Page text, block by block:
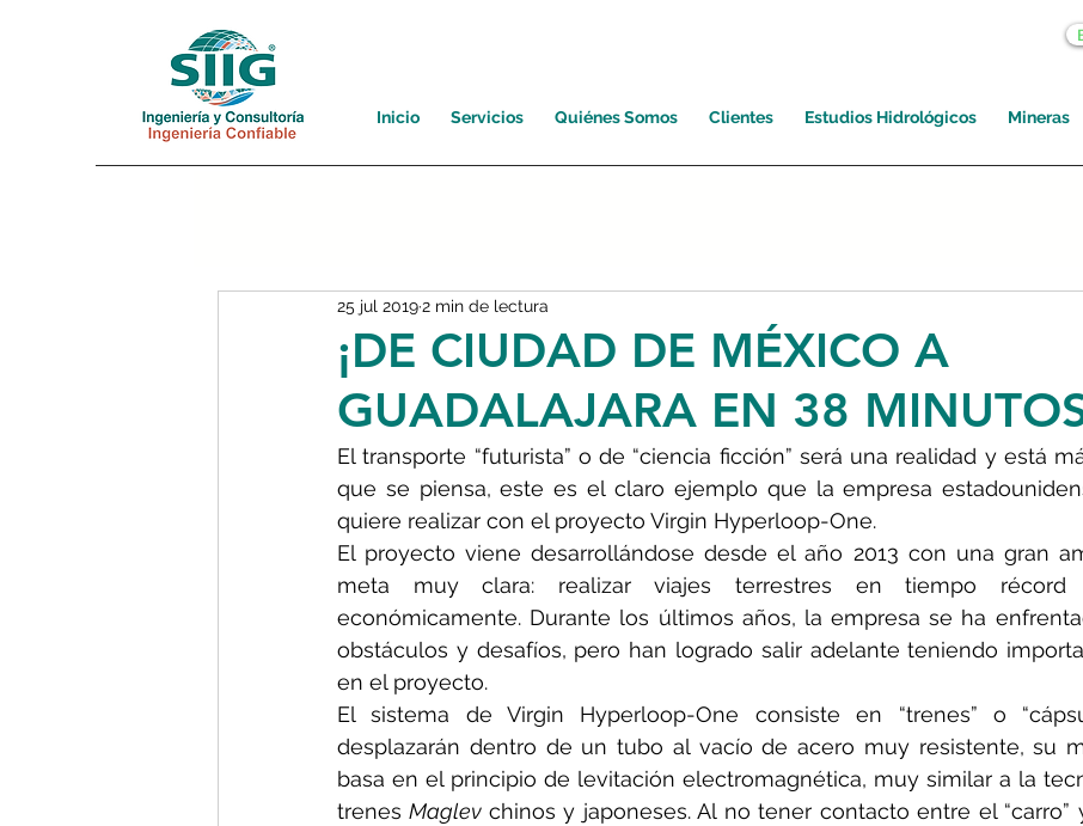
Inicio Servicios Quiénes Somos Clientes Estudios Hidrológicos Mineras
¡DE CIUDAD DE MÉXICO A
GUADALAJARA EN 38
25 jul 20192 min de lectura
El transporte “futurista” o de “ciencia ficción” será una realidad y está
que se piensa, este es el claro ejemplo que la empresa
quiere realizar con el proyecto Virgin Hyperloop-One.
El proyecto viene desarrollándose desde el año 2013 con una gran
meta muy clara: realizar viajes terrestres en tiempo récord
económicamente. Durante los últimos años, la empresa se ha
obstáculos y desafíos, pero han logrado salir adelante teniendo
en el proyecto.
El sistema de Virgin Hyperloop-One consiste en “trenes” o
desplazarán dentro de un tubo al vacío de acero muy resistente, su
basa en el principio de levitación electromagnética, muy similar a la
trenes Maglev chinos y japoneses. Al no tener contacto entre el “carro”